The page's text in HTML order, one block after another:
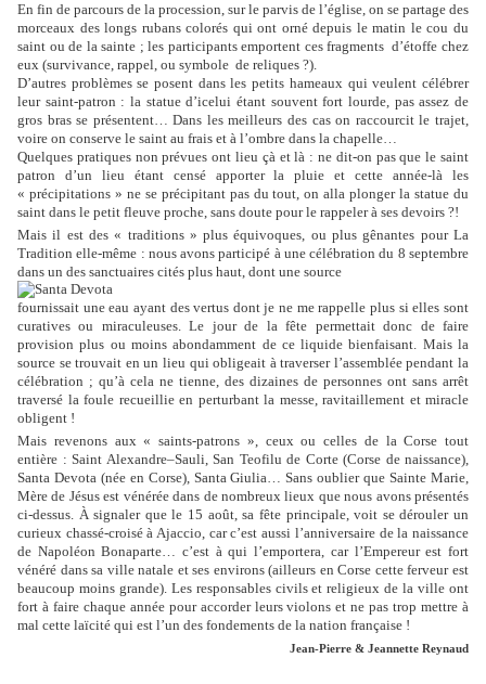
En fin de parcours de la procession, sur le parvis de l’église, on se partage des
morceaux des longs rubans colorés qui ont orné depuis le matin le cou du
saint ou de la sainte ; les participants emportent ces fragments d’étoffe chez
eux (survivance, rappel, ou symbole de reliques ?).
D’autres problèmes se posent dans les petits hameaux qui veulent célébrer
leur saint-patron : la statue d’icelui étant souvent fort lourde, pas assez de
gros bras se présentent… Dans les meilleurs des cas on raccourcit le trajet,
voire on conserve le saint au frais et à l’ombre dans la chapelle…
Quelques pratiques non prévues ont lieu çà et là : ne dit-on pas que le saint
patron d’un lieu étant censé apporter la pluie et cette année-là les
« précipitations » ne se précipitant pas du tout, on alla plonger la statue du
saint dans le petit fleuve proche, sans doute pour le rappeler à ses devoirs ?!
Mais il est des « traditions » plus équivoques, ou plus gênantes pour La
Tradition elle-même : nous avons participé à une célébration du 8 septembre
dans un des sanctuaires cités plus haut, dont une source
fournissait une eau ayant des vertus dont je ne me rappelle plus si elles sont
curatives ou miraculeuses. Le jour de la fête permettait donc de faire
provision plus ou moins abondamment de ce liquide bienfaisant. Mais la
source se trouvait en un lieu qui obligeait à traverser l’assemblée pendant la
célébration ; qu’à cela ne tienne, des dizaines de personnes ont sans arrêt
traversé la foule recueillie en perturbant la messe, ravitaillement et miracle
obligent !
Mais revenons aux « saints-patrons », ceux ou celles de la Corse tout
entière : Saint Alexandre–Sauli, San Teofilu de Corte (Corse de naissance),
Santa Devota (née en Corse), Santa Giulia… Sans oublier que Sainte Marie,
Mère de Jésus est vénérée dans de nombreux lieux que nous avons présentés
ci-dessus. À signaler que le 15 août, sa fête principale, voit se dérouler un
curieux chassé-croisé à Ajaccio, car c’est aussi l’anniversaire de la naissance
de Napoléon Bonaparte… c’est à qui l’emportera, car l’Empereur est fort
vénéré dans sa ville natale et ses environs (ailleurs en Corse cette ferveur est
beaucoup moins grande). Les responsables civils et religieux de la ville ont
fort à faire chaque année pour accorder leurs violons et ne pas trop mettre à
mal cette laïcité qui est l’un des fondements de la nation française !
Jean-Pierre & Jeannette Reynaud